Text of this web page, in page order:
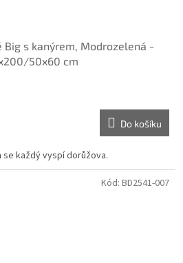
Big s kanýrem, Modrozelená -
50x60 cm
Do košíku
každý vyspí dorůžova.
Kód: BD2541-007